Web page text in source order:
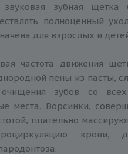
звуковая зубная щетка
полноценный
для взрослых и
частота движения
пены из пасты,
очищения зубов со
места. Ворсинки,
тщательно
крови,